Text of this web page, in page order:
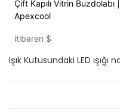
Çift Kapılı Vitrin Buzdolabı |
Apexcool
itibaren $
Işık Kutusundaki LED ışığı